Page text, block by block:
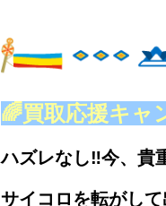
🌈買取応援キャ
ハズレなし‼今、貴
サイコロを転がし